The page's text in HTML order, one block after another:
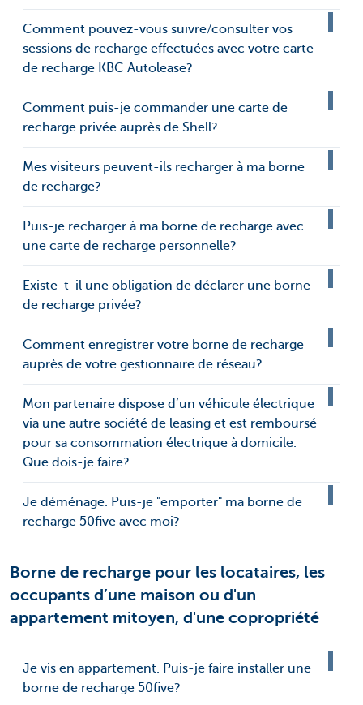
Comment pouvez-vous suivre/consulter vos
sessions de recharge effectuées avec votre carte
de recharge KBC Autolease?
Comment puis-je commander une carte de
recharge privée auprès de Shell?
Mes visiteurs peuvent-ils recharger à ma borne
de recharge?
Puis-je recharger à ma borne de recharge avec
une carte de recharge personnelle?
Existe-t-il une obligation de déclarer une borne
de recharge privée?
Comment enregistrer votre borne de recharge
auprès de votre gestionnaire de réseau?
Mon partenaire dispose d’un véhicule électrique
via une autre société de leasing et est remboursé
pour sa consommation électrique à domicile.
Que dois-je faire?
Je déménage. Puis-je "emporter" ma borne de
recharge 50five avec moi?
Borne de recharge pour les locataires, les
occupants d’une maison ou d'un
appartement mitoyen, d'une copropriété
Je vis en appartement. Puis-je faire installer une
borne de recharge 50five?